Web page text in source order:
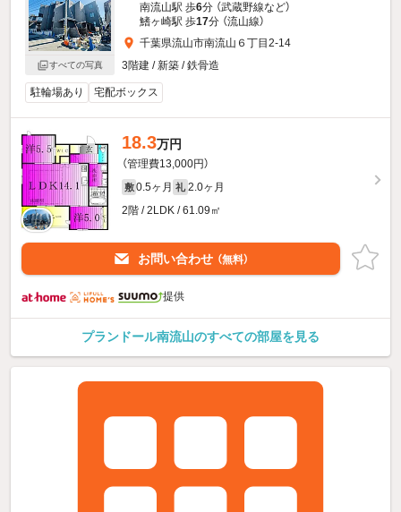
すべての写真
南流山駅 歩6分 （武蔵野線など）
鰭ヶ崎駅 歩17分 （流山線）
千葉県流山市南流山６丁目2-14
3階建 / 新築 / 鉄骨造
駐輪場あり 宅配ボックス
18.3万円
（管理費13,000円）
敷 0.5ヶ月 礼 2.0ヶ月
2階 / 2LDK / 61.09㎡
お問い合わせ （無料）
提供
プランドール南流山のすべての部屋を見る